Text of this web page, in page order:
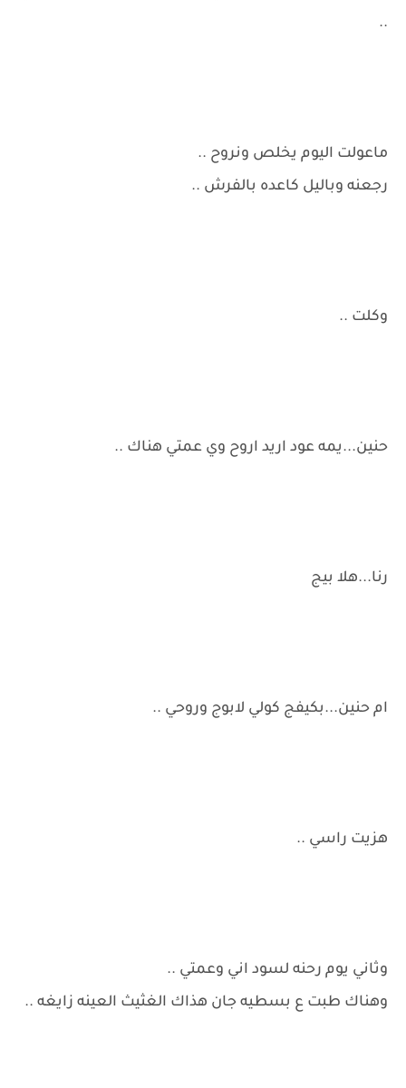
..
ماعولت اليوم يخلص ونروح ..
رجعنه وباليل كاعده بالفرش ..
وكلت ..
حنين...يمه عود اريد اروح وي عمتي هناك ..
رنا...هلا بيج
ام حنين...بكيفج كولي لابوج وروحي ..
هزيت راسي ..
وثاني يوم رحنه لسود اني وعمتي ..
وهناك طبت ع بسطيه جان هذاك الغثيث العينه زايغه ..